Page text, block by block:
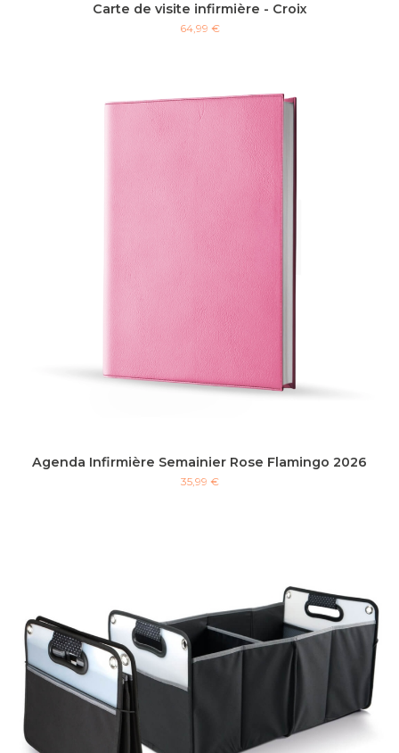
Carte de visite infirmière - Croix
64,99 €
Agenda Infirmière Semainier Rose Flamingo 2026
35,99 €